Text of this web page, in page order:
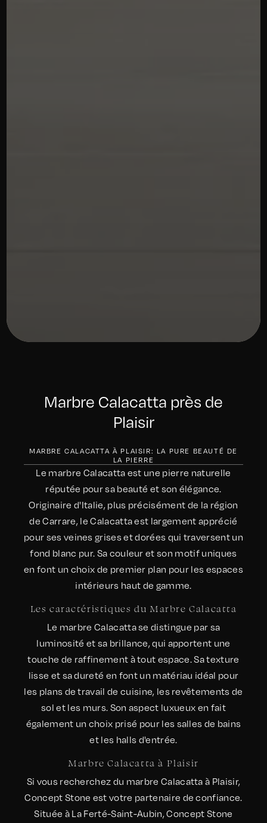
Marbre Calacatta près de
Plaisir
MARBRE CALACATTA À PLAISIR: LA PURE BEAUTÉ DE
LA PIERRE
Le marbre Calacatta est une pierre naturelle
réputée pour sa beauté et son élégance.
Originaire d'Italie, plus précisément de la région
de Carrare, le Calacatta est largement apprécié
pour ses veines grises et dorées qui traversent un
fond blanc pur. Sa couleur et son motif uniques
en font un choix de premier plan pour les espaces
intérieurs haut de gamme.
Les caractéristiques du Marbre Calacatta
Le marbre Calacatta se distingue par sa
luminosité et sa brillance, qui apportent une
touche de raffinement à tout espace. Sa texture
lisse et sa dureté en font un matériau idéal pour
les plans de travail de cuisine, les revêtements de
sol et les murs. Son aspect luxueux en fait
également un choix prisé pour les salles de bains
et les halls d'entrée.
Marbre Calacatta à Plaisir
Si vous recherchez du marbre Calacatta à Plaisir,
Concept Stone est votre partenaire de confiance.
Située à La Ferté-Saint-Aubin, Concept Stone